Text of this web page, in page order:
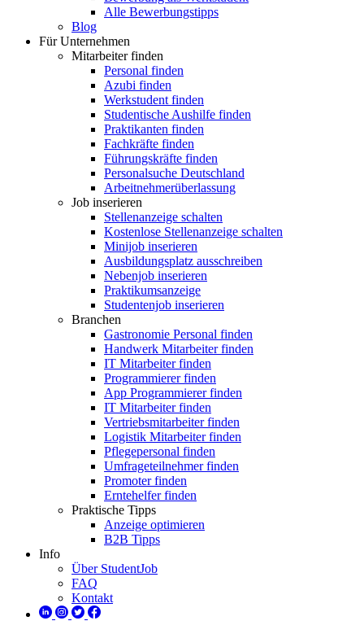
Alle Bewerbungstipps
Blog
Für Unternehmen
Mitarbeiter finden
Personal finden
Azubi finden
Werkstudent finden
Studentische Aushilfe finden
Praktikanten finden
Fachkräfte finden
Führungskräfte finden
Personalsuche Deutschland
Arbeitnehmerüberlassung
Job inserieren
Stellenanzeige schalten
Kostenlose Stellenanzeige schalten
Minijob inserieren
Ausbildungsplatz ausschreiben
Nebenjob inserieren
Praktikumsanzeige
Studentenjob inserieren
Branchen
Gastronomie Personal finden
Handwerk Mitarbeiter finden
IT Mitarbeiter finden
Programmierer finden
App Programmierer finden
IT Mitarbeiter finden
Vertriebsmitarbeiter finden
Logistik Mitarbeiter finden
Pflegepersonal finden
Umfrageteilnehmer finden
Promoter finden
Erntehelfer finden
Praktische Tipps
Anzeige optimieren
B2B Tipps
Info
Über StudentJob
FAQ
Kontakt